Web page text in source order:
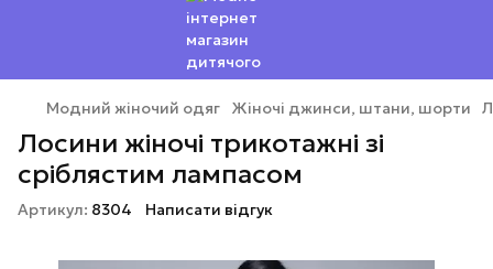
Модний жіночий одяг Жіночі джинси, штани, шорти
Лосини жіночі трикотажні зі
сріблястим лампасом
Артикул: 8304 Написати відгук